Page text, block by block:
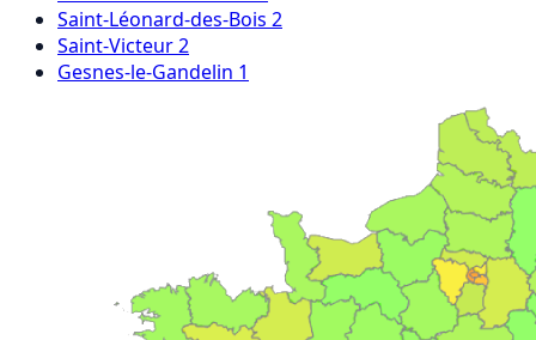
Saint-Léonard-des-Bois 2
Saint-Victeur2
Gesnes-le-Gandelin 1